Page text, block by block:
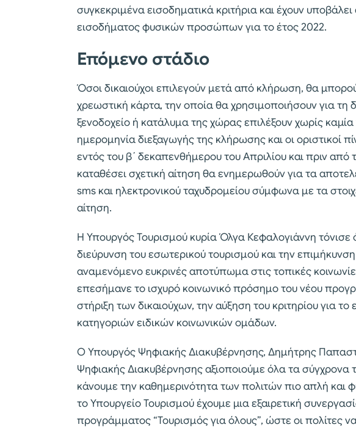
συγκεκριμένα εισοδηματικά κριτήρια και έχουν
εισοδήματος φυσικών προσώπων για το έτος 2022.
Επόμενο στάδιο
Όσοι δικαιούχοι επιλεγούν μετά από κλήρωση, θα
χρεωστική κάρτα, την οποία θα χρησιμοποιήσουν για τη
ξενοδοχείο ή κατάλυμα της χώρας επιλέξουν χωρίς
ημερομηνία διεξαγωγής της κλήρωσης και οι οριστικοί
εντός του β΄ δεκαπενθήμερου του Απριλίου και πριν
καταθέσει σχετική αίτηση θα ενημερωθούν για τα
sms και ηλεκτρονικού ταχυδρομείου σύμφωνα με τα
αίτηση.
Η Υπουργός Τουρισμού κυρία Όλγα Κεφαλογιάννη τόνισε
διεύρυνση του εσωτερικού τουρισμού και την
αναμενόμενο ευκρινές αποτύπωμα στις τοπικές
επεσήμανε το ισχυρό κοινωνικό πρόσημο του νέου
στήριξη των δικαιούχων, την αύξηση του κριτηρίου για
κατηγοριών ειδικών κοινωνικών ομάδων.
Ο Υπουργός Ψηφιακής Διακυβέρνησης, Δημήτρης
Ψηφιακής Διακυβέρνησης αξιοποιούμε όλα τα σύγχρονα
κάνουμε την καθημερινότητα των πολιτών πιο απλή και
το Υπουργείο Τουρισμού έχουμε μια εξαιρετική
προγράμματος “Τουρισμός για όλους”, ώστε οι πολίτες